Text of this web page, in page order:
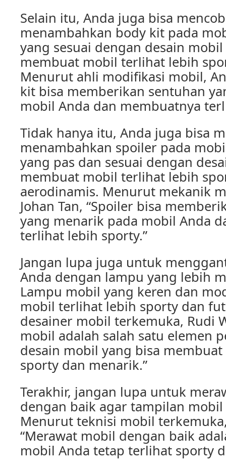
Selain itu, Anda juga bisa
menambahkan body kit pada
yang sesuai dengan desain
membuat mobil terlihat lebih
Menurut ahli modifikasi mobil,
kit bisa memberikan sentuhan
mobil Anda dan membuatnya
Tidak hanya itu, Anda juga bisa
menambahkan spoiler pada
yang pas dan sesuai dengan
membuat mobil terlihat lebih
aerodinamis. Menurut mekanik
Johan Tan, “Spoiler bisa
yang menarik pada mobil Anda
terlihat lebih sporty.”
Jangan lupa juga untuk
Anda dengan lampu yang lebih
Lampu mobil yang keren dan
mobil terlihat lebih sporty dan
desainer mobil terkemuka, Rudi
mobil adalah salah satu elemen
desain mobil yang bisa
sporty dan menarik.”
Terakhir, jangan lupa untuk
dengan baik agar tampilan
Menurut teknisi mobil
“Merawat mobil dengan baik
mobil Anda tetap terlihat sporty